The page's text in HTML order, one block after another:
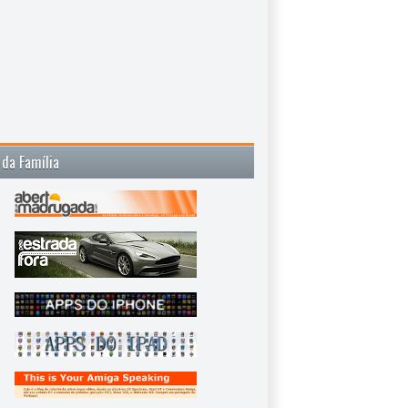
Família